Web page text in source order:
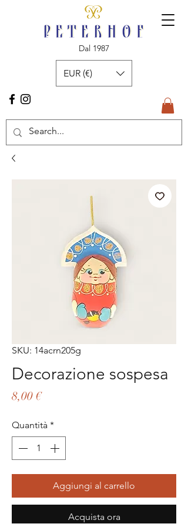
Dal 1987
EUR (€)
SKU: 14acrn205g
Decorazione sospesa
8,00 €Prezzo
Quantità *
Aggiungi al carrello
Acquista ora